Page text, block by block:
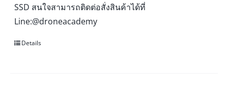
SSD สนใจสามารถติดต่อสั่งสินค้าได้ที่
Line:@droneacademy
Details